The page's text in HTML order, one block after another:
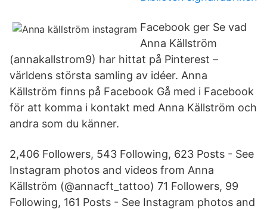
Facebook ger Se vad
Anna Källström
(annakallstrom9) har hittat på Pinterest –
världens största samling av idéer. Anna
Källström finns på Facebook Gå med i Facebook
för att komma i kontakt med Anna Källström och
andra som du känner.
2,406 Followers, 543 Following, 623 Posts - See
Instagram photos and videos from Anna
Källström (@annacft_tattoo) 71 Followers, 99
Following, 161 Posts - See Instagram photos and